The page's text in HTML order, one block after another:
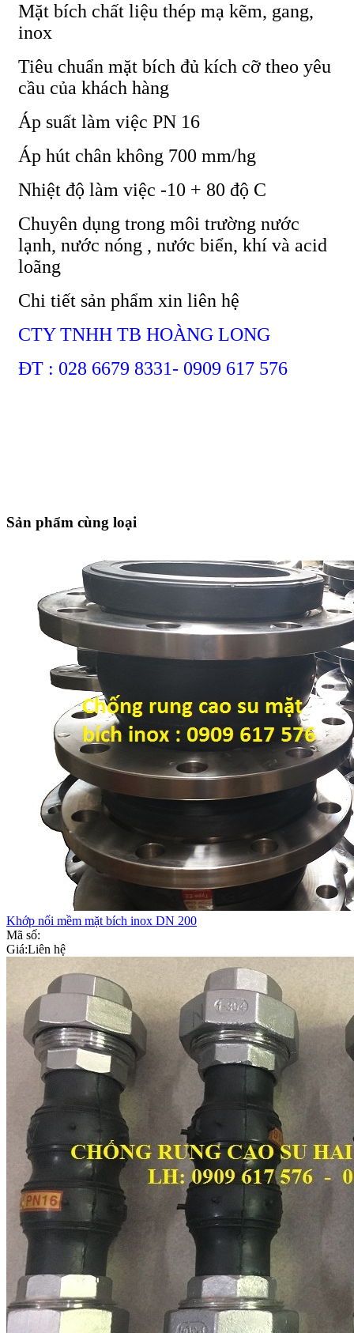
Mặt bích chất liệu thép mạ kẽm, gang,
inox
Tiêu chuẩn mặt bích đủ kích cỡ theo yêu
cầu của khách hàng
Áp suất làm việc PN 16
Áp hút chân không 700 mm/hg
Nhiệt độ làm việc -10 + 80 độ C
Chuyên dụng trong môi trường nước
lạnh, nước nóng , nước biển, khí và acid
loãng
Chi tiết sản phẩm xin liên hệ
CTY TNHH TB HOÀNG LONG
ĐT : 028 6679 8331- 0909 617 576
Sản phẩm cùng loại
Khớp nối mềm mặt bích inox DN 200
Mã số:
Giá:Liên hệ